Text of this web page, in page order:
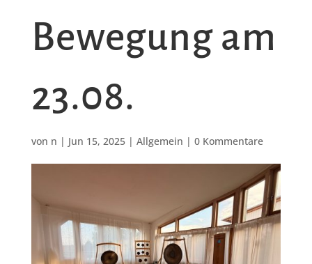
Bewegung am
23.08.
von n | Jun 15, 2025| Allgemein | 0 Kommentare